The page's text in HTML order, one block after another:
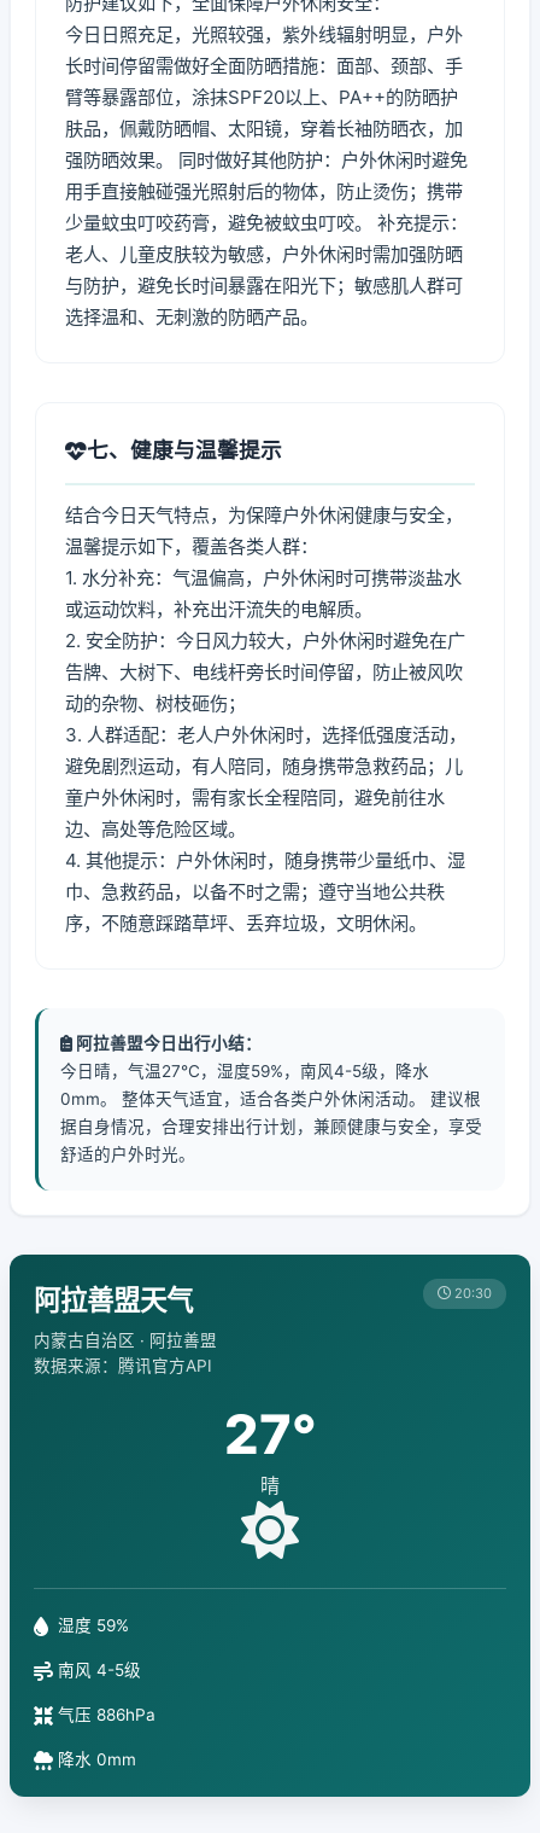
今日日照充足，光照较强，紫外线辐射明显，户外
长时间停留需做好全面防晒措施：面部、颈部、手
臂等暴露部位，涂抹SPF20以上、PA++的防晒护
肤品，佩戴防晒帽、太阳镜，穿着长袖防晒衣，加
强防晒效果。 同时做好其他防护：户外休闲时避免
用手直接触碰强光照射后的物体，防止烫伤；携带
少量蚊虫叮咬药膏，避免被蚊虫叮咬。 补充提示：
老人、儿童皮肤较为敏感，户外休闲时需加强防晒
与防护，避免长时间暴露在阳光下；敏感肌人群可
选择温和、无刺激的防晒产品。
七、健康与温馨提示
结合今日天气特点，为保障户外休闲健康与安全，
温馨提示如下，覆盖各类人群：
1. 水分补充：气温偏高，户外休闲时可携带淡盐水
或运动饮料，补充出汗流失的电解质。
2. 安全防护：今日风力较大，户外休闲时避免在广
告牌、大树下、电线杆旁长时间停留，防止被风吹
动的杂物、树枝砸伤；
3. 人群适配：老人户外休闲时，选择低强度活动，
避免剧烈运动，有人陪同，随身携带急救药品；儿
童户外休闲时，需有家长全程陪同，避免前往水
边、高处等危险区域。
4. 其他提示：户外休闲时，随身携带少量纸巾、湿
巾、急救药品，以备不时之需；遵守当地公共秩
序，不随意踩踏草坪、丢弃垃圾，文明休闲。
阿拉善盟今日出行小结：
今日晴，气温27℃，湿度59%，南风4-5级，降水
0mm。 整体天气适宜，适合各类户外休闲活动。 建议根
据自身情况，合理安排出行计划，兼顾健康与安全，享受
舒适的户外时光。
阿拉善盟天气
内蒙古自治区 · 阿拉善盟
数据来源：腾讯官方API
20:30
27°
晴
湿度 59%
南风 4-5级
气压 886hPa
降水 0mm